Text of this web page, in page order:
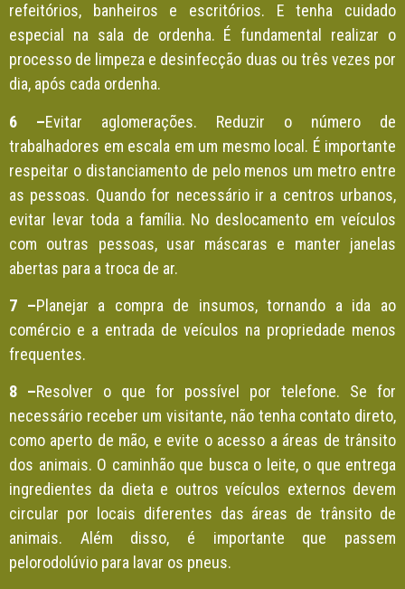
refeitórios, banheiros e escritórios. E tenha cuidado
especial na sala de ordenha. É fundamental realizar o
processo de limpeza e desinfecção duas ou três vezes por
dia, após cada ordenha.
6 –Evitar aglomerações. Reduzir o número de
trabalhadores em escala em um mesmo local. É importante
respeitar o distanciamento de pelo menos um metro entre
as pessoas. Quando for necessário ir a centros urbanos,
evitar levar toda a família. No deslocamento em veículos
com outras pessoas, usar máscaras e manter janelas
abertas para a troca de ar.
7 –Planejar a compra de insumos, tornando a ida ao
comércio e a entrada de veículos na propriedade menos
frequentes.
8 –Resolver o que for possível por telefone. Se for
necessário receber um visitante, não tenha contato direto,
como aperto de mão, e evite o acesso a áreas de trânsito
dos animais. O caminhão que busca o leite, o que entrega
ingredientes da dieta e outros veículos externos devem
circular por locais diferentes das áreas de trânsito de
animais. Além disso, é importante que passem
pelorodolúvio para lavar os pneus.